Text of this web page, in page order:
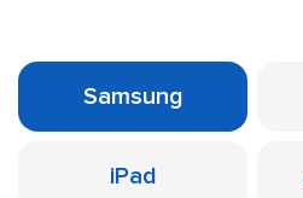
Samsung
iPad